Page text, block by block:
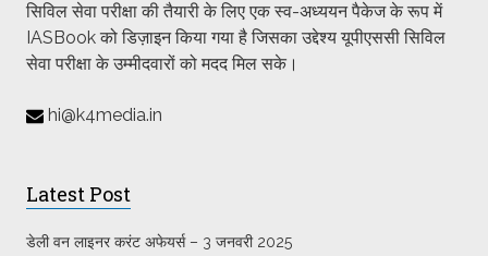
सिविल सेवा परीक्षा की तैयारी के लिए एक स्व-अध्ययन पैकेज के रूप में
IASBook को डिज़ाइन किया गया है जिसका उद्देश्य यूपीएससी सिविल
सेवा परीक्षा के उम्मीदवारों को मदद मिल सके।
hi@k4media.in
Latest Post
डेली वन लाइनर करंट अफेयर्स – 3 जनवरी 2025